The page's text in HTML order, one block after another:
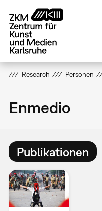
zum
Inhalt
Research Personen
Enmedio
Publikationen